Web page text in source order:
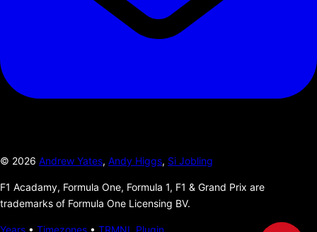
© 2026 Andrew Yates, Andy Higgs, Si Jobling
F1 Acadamy, Formula One, Formula 1, F1 & Grand Prix are
trademarks of Formula One Licensing BV.
Years • Timezones • TRMNL Plugin